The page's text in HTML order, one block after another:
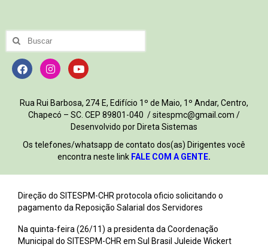
Rua Rui Barbosa, 274 E, Edifício 1º de Maio, 1º Andar, Centro,
Chapecó – SC. CEP 89801-040 / sitespmc@gmail.com /
Desenvolvido por Direta Sistemas
Os telefones/whatsapp de contato dos(as) Dirigentes você
encontra neste link FALE COM A GENTE.
Direção do SITESPM-CHR protocola oficio solicitando o
pagamento da Reposição Salarial dos Servidores
Na quinta-feira (26/11) a presidenta da Coordenação
Municipal do SITESPM-CHR em Sul Brasil Juleide Wickert